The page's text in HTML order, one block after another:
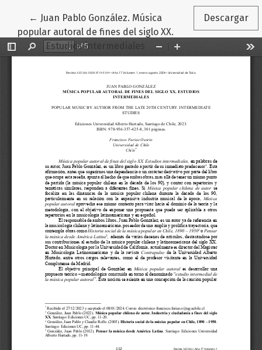
← Volver a los detalles del artículo
Juan Pablo González. Música
popular autoral de fines del siglo XX.
Estudios intermediales
Descargar